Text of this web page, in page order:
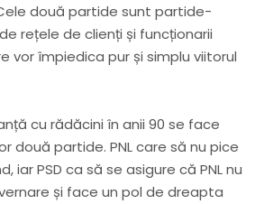
două partide sunt partide-
rețele de clienți și funcționarii
vor împiedica pur și simplu viitorul
cu rădăcini în anii 90 se face
două partide. PNL care să nu pice
iar PSD ca să se asigure că PNL nu
și face un pol de dreapta